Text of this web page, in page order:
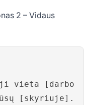
2 – Vidaus
vieta [darbo
[skyriuje].